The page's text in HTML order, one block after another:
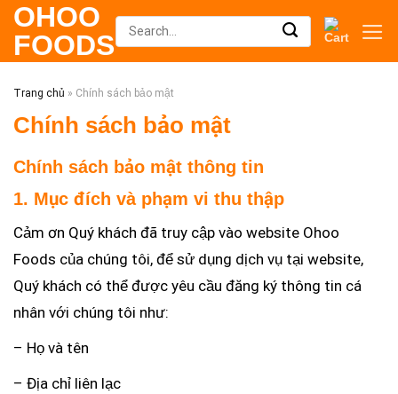
Skip
content
OHOO
FOODS
Search
for:
Trang chủ » Chính sách bảo mật
Chính sách bảo mật
Chính sách bảo mật thông tin
1. Mục đích và phạm vi thu thập
Cảm ơn Quý khách đã truy cập vào website Ohoo
Foods của chúng tôi, để sử dụng dịch vụ tại website,
Quý khách có thể được yêu cầu đăng ký thông tin cá
nhân với chúng tôi như:
– Họ và tên
– Địa chỉ liên lạc